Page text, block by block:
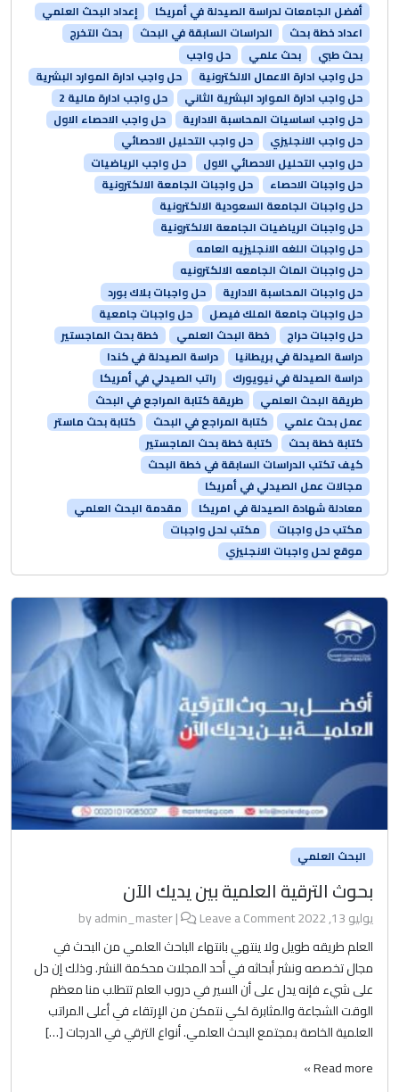
أفضل الجامعات لدراسة الصيدلة في أمريكا
إعداد البحث العلمي
اعداد خطة بحث
الدراسات السابقة في البحث
بحث التخرج
بحث طبي
بحث علمي
حل واجب
حل واجب ادارة الاعمال الالكترونية
حل واجب ادارة الموارد البشرية
حل واجب ادارة الموارد البشرية الثاني
حل واجب ادارة مالية 2
حل واجب اساسيات المحاسبة الادارية
حل واجب الاحصاء الاول
حل واجب الانجليزي
حل واجب التحليل الاحصائي
حل واجب التحليل الاحصائي الاول
حل واجب الرياضيات
حل واجبات الاحصاء
حل واجبات الجامعة الالكترونية
حل واجبات الجامعة السعودية الالكترونية
حل واجبات الرياضيات الجامعة الالكترونية
حل واجبات اللغه الانجليزيه العامه
حل واجبات الماث الجامعه الالكترونيه
حل واجبات المحاسبة الادارية
حل واجبات بلاك بورد
حل واجبات جامعة الملك فيصل
حل واجبات جامعية
حل واجبات حراج
خطة البحث العلمي
خطة بحث الماجستير
دراسة الصيدلة في بريطانيا
دراسة الصيدلة في كندا
دراسة الصيدلة في نيويورك
راتب الصيدلي في أمريكا
طريقة البحث العلمي
طريقة كتابة المراجع في البحث
عمل بحث علمي
كتابة المراجع في البحث
كتابة بحث ماستر
كتابة خطة بحث
كتابة خطة بحث الماجستير
كيف تكتب الدراسات السابقة في خطة البحث
مجالات عمل الصيدلي في أمريكا
معادلة شهادة الصيدلة في امريكا
مقدمة البحث العلمي
مكتب حل واجبات
مكتب لحل واجبات
موقع لحل واجبات الانجليزي
البحث العلمي
بحوث الترقية العلمية بين يديك الآن
يوليو 13, 2022 admin_master|
Leave a Comment
العلم طريقه طويل ولا ينتهي بانتهاء الباحث العلمي من البحث في
مجال تخصصه ونشر أبحاثه في أحد المجلات محكمة النشر. وذلك إن دل
على شيء فإنه يدل على أن السير في دروب العلم تتطلب منا معظم
الوقت الشجاعة والمثابرة لكي نتمكن من الإرتقاء في أعلى المراتب
العلمية الخاصة بمجتمع البحث العلمي. أنواع الترقي في الدرجات […]
Read more »